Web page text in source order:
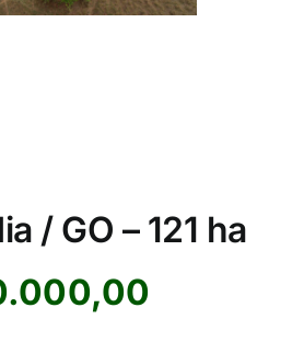
/ GO – 121 ha